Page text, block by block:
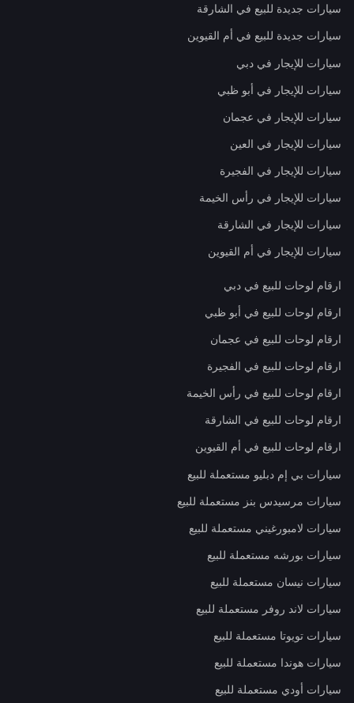
سيارات جديدة للبيع في الشارقة
سيارات جديدة للبيع في أم القيوين
سيارات للإيجار في دبي
سيارات للإيجار في أبو ظبي
سيارات للإيجار في عجمان
سيارات للإيجار في العين
سيارات للإيجار في الفجيرة
سيارات للإيجار في رأس الخيمة
سيارات للإيجار في الشارقة
سيارات للإيجار في أم القيوين
ارقام لوحات للبيع في دبي
ارقام لوحات للبيع في أبو ظبي
ارقام لوحات للبيع في عجمان
ارقام لوحات للبيع في الفجيرة
ارقام لوحات للبيع في رأس الخيمة
ارقام لوحات للبيع في الشارقة
ارقام لوحات للبيع في أم القيوين
سيارات بي إم دبليو مستعملة للبيع
سيارات مرسيدس بنز مستعملة للبيع
سيارات لامبورغيني مستعملة للبيع
سيارات بورشه مستعملة للبيع
سيارات نيسان مستعملة للبيع
سيارات لاند روفر مستعملة للبيع
سيارات تويوتا مستعملة للبيع
سيارات هوندا مستعملة للبيع
سيارات أودي مستعملة للبيع